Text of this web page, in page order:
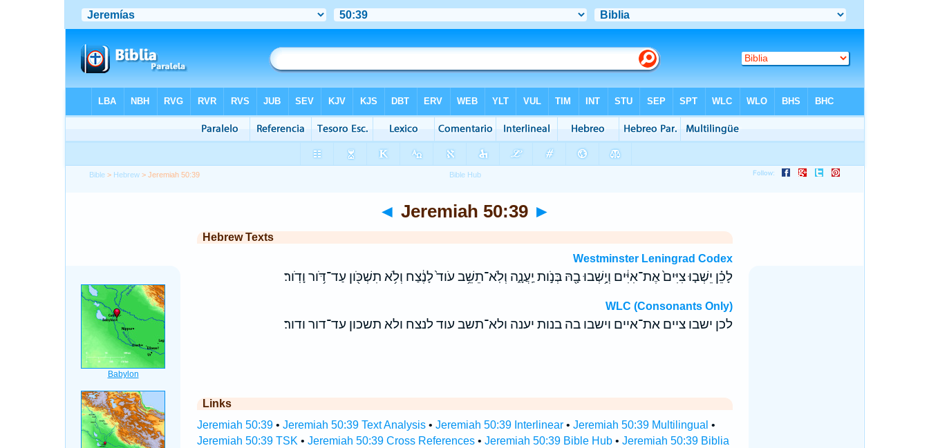
Bible > Hebrew > Jeremiah 50:39
◄ Jeremiah 50:39 ►
Hebrew Texts
Westminster Leningrad Codex
לָכֵ֗ן יֵשְׁב֤וּ צִיִּים֙ אֶת־אִיִּ֔ים וְיָ֥שְׁבוּ בָ֖הּ בְּנֹ֣ות יַֽעֲנָ֑ה וְלֹֽא־תֵשֵׁ֥ב עֹוד֙ לָנֶ֔צַח וְלֹ֥א תִשְׁכֹּ֖ון עַד־דֹּ֥ור וָדֹֽור׃
WLC (Consonants Only)
לכן ישבו ציים את־איים וישבו בה בנות יענה ולא־תשב עוד לנצח ולא תשכון עד־דור ודור׃
Links
Jeremiah 50:39• Jeremiah 50:39 Text Analysis• Jeremiah 50:39 Interlinear• Jeremiah 50:39 Multilingual •
Jeremiah 50:39 TSK • Jeremiah 50:39 Cross References• Jeremiah 50:39 Bible Hub• Jeremiah 50:39 Biblia